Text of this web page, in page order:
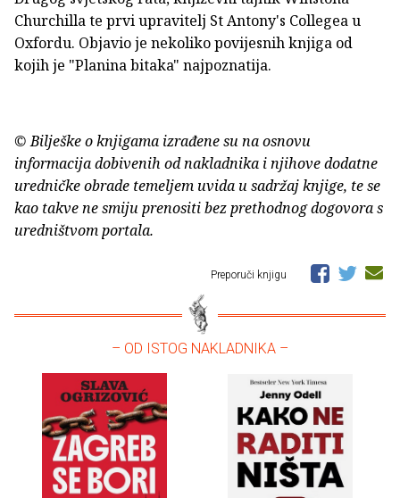
Churchilla te prvi upravitelj St Antony's Collegea u
Oxfordu. Objavio je nekoliko povijesnih knjiga od
kojih je "Planina bitaka" najpoznatija.
© Bilješke o knjigama izrađene su na osnovu
informacija dobivenih od nakladnika i njihove dodatne
uredničke obrade temeljem uvida u sadržaj knjige, te se
kao takve ne smiju prenositi bez prethodnog dogovora s
uredništvom portala.
Preporuči knjigu
– OD ISTOG NAKLADNIKA –